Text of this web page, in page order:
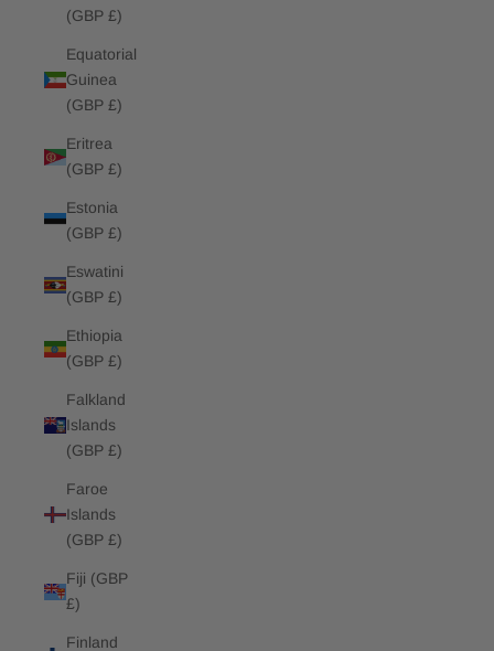
(GBP £)
Equatorial
Guinea
(GBP £)
Eritrea
(GBP £)
Estonia
(GBP £)
Eswatini
(GBP £)
Ethiopia
(GBP £)
Falkland
Islands
(GBP £)
Faroe
Islands
(GBP £)
Fiji (GBP
£)
Finland